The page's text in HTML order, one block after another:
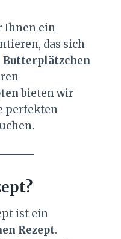
Ihnen ein
das sich
Butterplätzchen
bieten wir
perfekten
ist ein
Rezept.